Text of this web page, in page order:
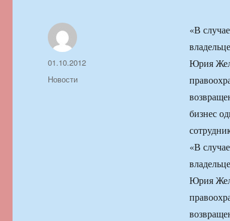
«В
Юрия
бизнес
«В
Юрия
Автор
Опубликовано
01.10.2012
Рубрики
Новости